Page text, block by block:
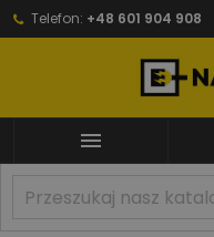
Telefon: +48 601 904 908
